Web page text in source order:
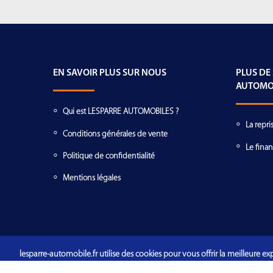
EN SAVOIR PLUS SUR NOUS
Qui est LESPARRE AUTOMOBILES ?
Conditions générales de vente
Politique de confidentialité
Mentions légales
PLUS DE
La
Le
lesparre-automobile.fr utilise des cookies pour vous offrir la meilleure